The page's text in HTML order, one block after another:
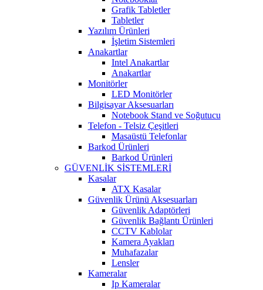
Grafik Tabletler
Tabletler
Yazılım Ürünleri
İşletim Sistemleri
Anakartlar
Intel Anakartlar
Anakartlar
Monitörler
LED Monitörler
Bilgisayar Aksesuarları
Notebook Stand ve Soğutucu
Telefon - Telsiz Çeşitleri
Masaüstü Telefonlar
Barkod Ürünleri
Barkod Ürünleri
GÜVENLİK SİSTEMLERİ
Kasalar
ATX Kasalar
Güvenlik Ürünü Aksesuarları
Güvenlik Adaptörleri
Güvenlik Bağlantı Ürünleri
CCTV Kablolar
Kamera Ayakları
Muhafazalar
Lensler
Kameralar
Ip Kameralar